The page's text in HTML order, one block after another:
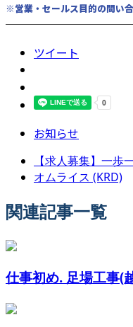
※営業・セールス目的の問い
ツイート
お知らせ
【求人募集】一歩
オムライス (KRD)
関連記事一覧
仕事初め. 足場工事(